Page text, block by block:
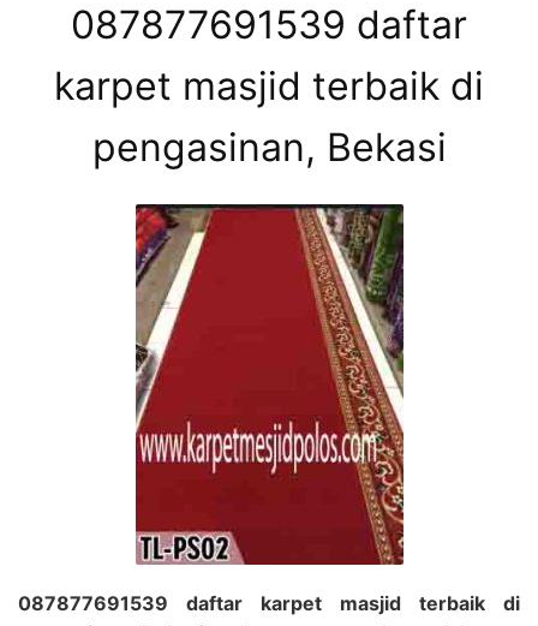
087877691539 daftar
karpet masjid terbaik di
pengasinan, Bekasi
087877691539 daftar karpet masjid terbaik di